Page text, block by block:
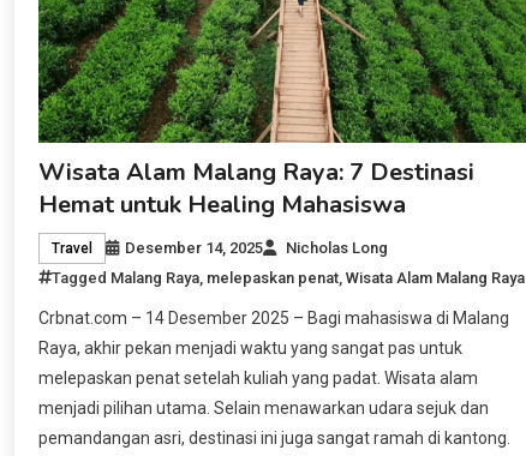
Wisata Alam Malang Raya: 7 Destinasi
Hemat untuk Healing Mahasiswa
Travel Desember 14, 2025
Nicholas Long
Tagged Malang Raya melepaskan penat ,Wisata Alam Malang Raya
Crbnat.com – 14 Desember 2025 – Bagi mahasiswa di Malang
Raya, akhir pekan menjadi waktu yang sangat pas untuk
melepaskan penat setelah kuliah yang padat. Wisata alam
menjadi pilihan utama. Selain menawarkan udara sejuk dan
pemandangan asri, destinasi ini juga sangat ramah di kantong.